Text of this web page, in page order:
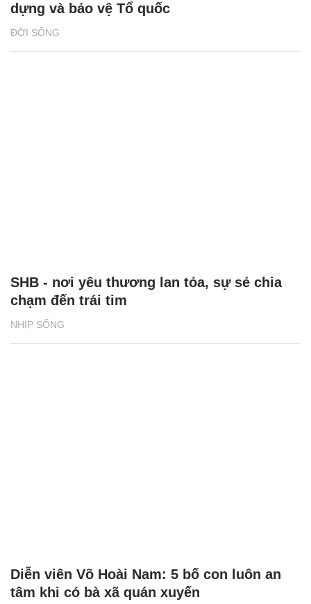
ĐỜI SỐNG
dựng và bảo vệ Tổ quốc
NHỊP SỐNG
SHB - nơi yêu thương lan tỏa, sự sẻ chia
chạm đến trái tim
Diễn viên Võ Hoài Nam: 5 bố con luôn an
tâm khi có bà xã quán xuyến